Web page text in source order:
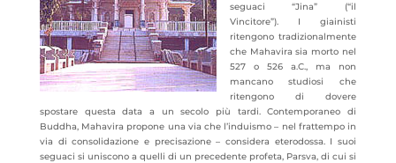
seguaci “Jina” (“il
Vincitore”). I giainisti
ritengono tradizionalmente
che Mahavira sia morto nel
527 o 526 a.C., ma non
mancano studiosi che
ritengono di dovere
spostare questa data a un secolo più tardi. Contemporaneo di
Buddha, Mahavira propone una via che l’induismo – nel frattempo in
via di consolidazione e precisazione – considera eterodossa. I suoi
seguaci si uniscono a quelli di un precedente profeta, Parsva, di cui si